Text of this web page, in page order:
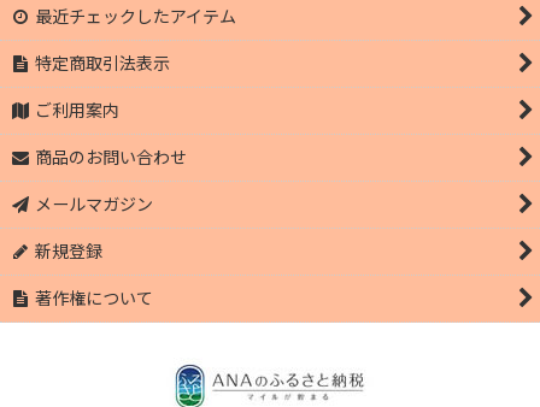
最近チェックしたアイテム
特定商取引法表示
ご利用案内
商品のお問い合わせ
メールマガジン
新規登録
著作権について